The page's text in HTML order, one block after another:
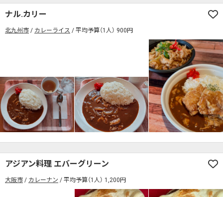
ナル.カリー
北九州市 カレーライス 平均予算（1人） 900円
アジアン料理 エバーグリーン
大阪市 カレーナン 平均予算（1人） 1,200円